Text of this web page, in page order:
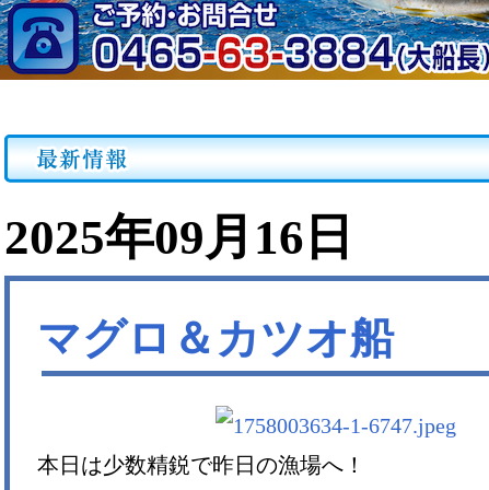
2025年09月16日
マグロ＆カツオ船
本日は少数精鋭で昨日の漁場へ！